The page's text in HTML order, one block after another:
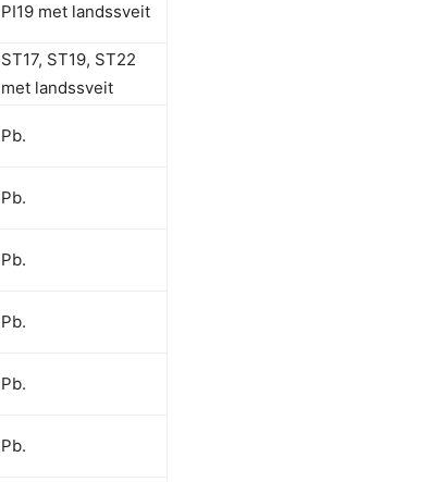
PI19 met landssveit
ST17, ST19, ST22
met landssveit
Pb.
Pb.
Pb.
Pb.
Pb.
Pb.